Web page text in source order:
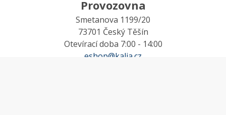
Provozovna
Smetanova 1199/20
73701 Český Těšín
Otevírací doba 7:00 - 14:00
eshop@kalia.cz